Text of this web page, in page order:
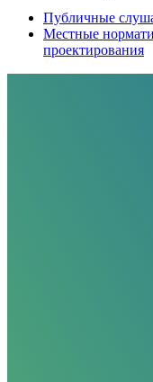
Публичные
Местные
проектирования